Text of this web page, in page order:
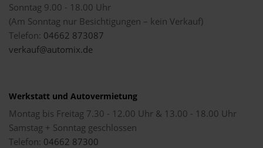
Sonntag 9.00 - 18.00 Uhr
(Am Sonntag nur Besichtigungen – kein Verkauf)
Telefon: 04662 873087
verkauf@automix.de
Werkstatt und Autovermietung
Montag bis Freitag 7.30 - 12.00 Uhr & 13.00 - 18.00 Uhr
Samstag + Sonntag geschlossen
Telefon: 04662 87300